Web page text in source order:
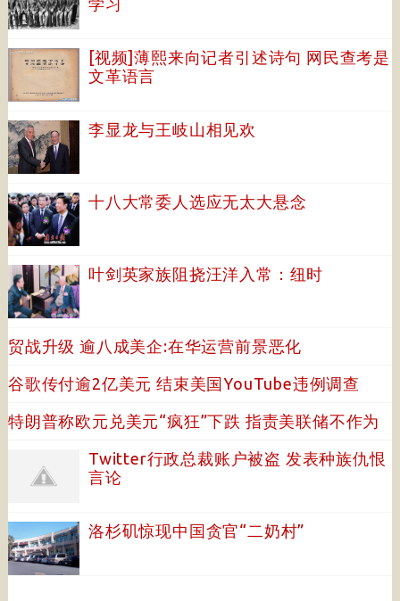
学习
[视频]薄熙来向记者引述诗句 网民查考是
文革语言
李显龙与王岐山相见欢
十八大常委人选应无太大悬念
叶剑英家族阻挠汪洋入常：纽时
贸战升级 逾八成美企:在华运营前景恶化
谷歌传付逾2亿美元 结束美国YouTube违例调查
特朗普称欧元兑美元“疯狂”下跌 指责美联储不作为
Twitter行政总裁账户被盗 发表种族仇恨
言论
洛杉矶惊现中国贪官“二奶村”